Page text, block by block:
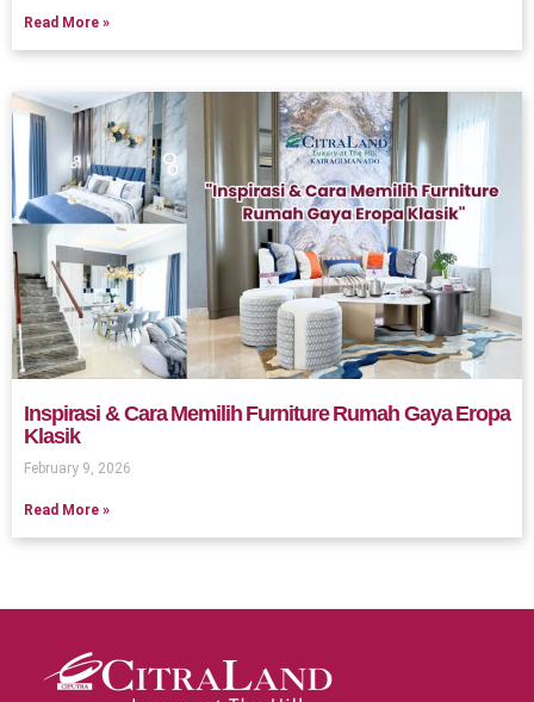
Read More »
Inspirasi & Cara Memilih Furniture Rumah Gaya Eropa
Klasik
February 9, 2026
Read More »